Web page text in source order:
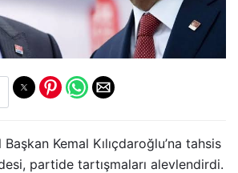
Başkan Kemal Kılıçdaroğlu’na tahsis
partide tartışmaları alevlendirdi.